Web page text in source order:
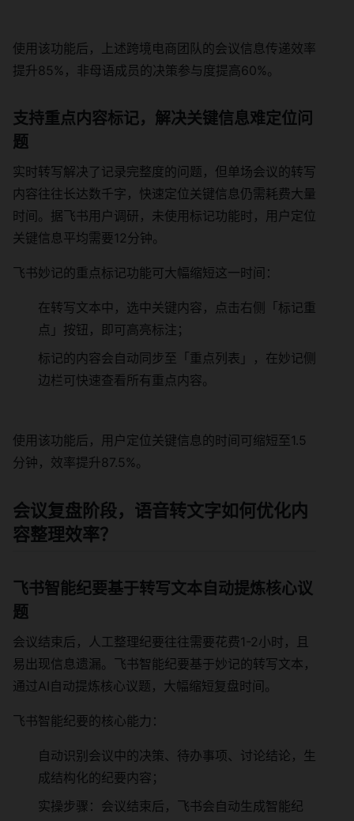
使用该功能后，上述跨境电商团队的会议信息传递效率
提升85%，非母语成员的决策参与度提高60%。
支持重点内容标记，解决关键信息难定位问
题
实时转写解决了记录完整度的问题，但单场会议的转写
内容往往长达数千字，快速定位关键信息仍需耗费大量
时间。据飞书用户调研，未使用标记功能时，用户定位
关键信息平均需要12分钟。
飞书妙记的重点标记功能可大幅缩短这一时间：
在转写文本中，选中关键内容，点击右侧「标记重
点」按钮，即可高亮标注；
标记的内容会自动同步至「重点列表」，在妙记侧
边栏可快速查看所有重点内容。
使用该功能后，用户定位关键信息的时间可缩短至1.5
分钟，效率提升87.5%。
会议复盘阶段，语音转文字如何优化内
容整理效率？
飞书智能纪要基于转写文本自动提炼核心议
题
会议结束后，人工整理纪要往往需要花费1-2小时，且
易出现信息遗漏。飞书智能纪要基于妙记的转写文本，
通过AI自动提炼核心议题，大幅缩短复盘时间。
飞书智能纪要的核心能力：
自动识别会议中的决策、待办事项、讨论结论，生
成结构化的纪要内容；
实操步骤：会议结束后，飞书会自动生成智能纪